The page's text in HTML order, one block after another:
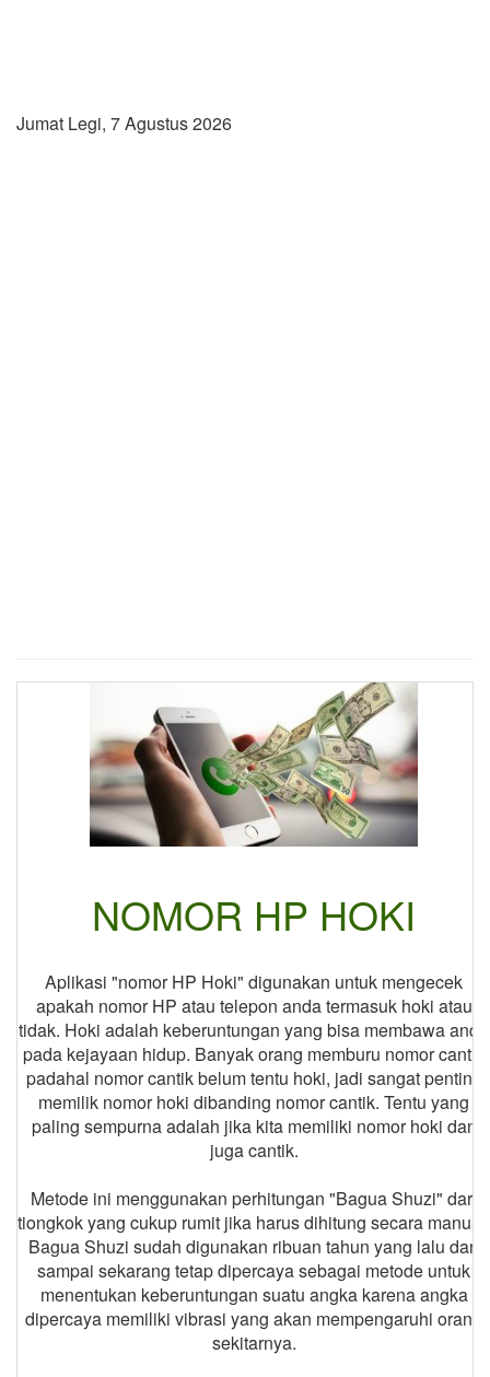
Jumat Legi, 7 Agustus 2026
NOMOR HP HOKI
Aplikasi "nomor HP Hoki" digunakan untuk mengecek
apakah nomor HP atau telepon anda termasuk hoki atau
tidak. Hoki adalah keberuntungan yang bisa membawa anda
pada kejayaan hidup. Banyak orang memburu nomor cantik
padahal nomor cantik belum tentu hoki, jadi sangat penting
memilik nomor hoki dibanding nomor cantik. Tentu yang
paling sempurna adalah jika kita memiliki nomor hoki dan
juga cantik.
Metode ini menggunakan perhitungan "Bagua Shuzi" dari
tiongkok yang cukup rumit jika harus dihitung secara manual.
Bagua Shuzi sudah digunakan ribuan tahun yang lalu dan
sampai sekarang tetap dipercaya sebagai metode untuk
menentukan keberuntungan suatu angka karena angka
dipercaya memiliki vibrasi yang akan mempengaruhi orang
sekitarnya.